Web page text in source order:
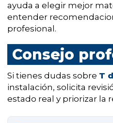
ayuda a elegir mejor
entender
profesional.
Consejo
Si tienes dudas sobre T
instalación, solicita
estado real y priorizar la